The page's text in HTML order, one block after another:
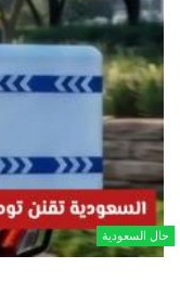
حال السعودية